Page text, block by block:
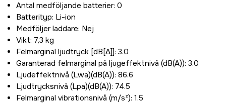
Antal medföljande batterier: 0
Batterityp: Li-ion
Medföljer laddare: Nej
Vikt: 7,3 kg
Felmarginal ljudtryck [dB[A]]: 3.0
Garanterad felmarginal på ljugeffektnivå (dB(A)): 3.0
Ljudeffektnivå (Lwa)(dB(A)): 86.6
Ljudtrycksnivå (Lpa)(dB(A)): 74.5
Felmarginal vibrationsnivå (m/s²): 1.5